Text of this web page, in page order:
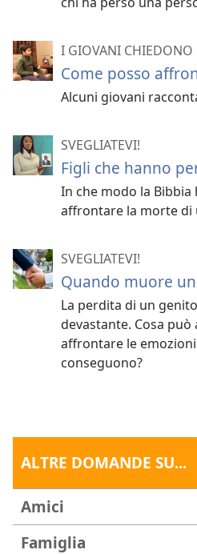
I GIOVANI CHIEDONO
Come posso
Alcuni giovani
SVEGLIATEVI!
Figli che hanno
In che modo la
affrontare la morte di
SVEGLIATEVI!
Quando muore
La perdita di un
devastante. Cosa
affrontare le
conseguono?
ALTRE DOMANDE SU...
Amici
Famiglia